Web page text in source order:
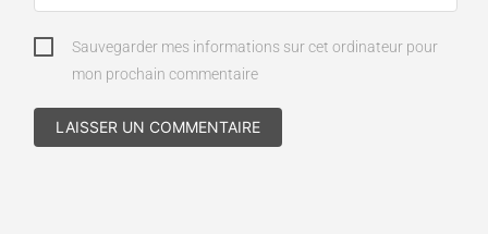
Sauvegarder mes informations sur cet ordinateur pour
mon prochain commentaire